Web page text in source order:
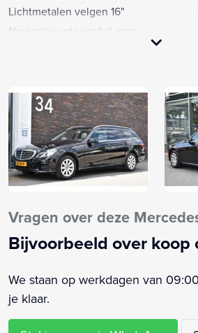
Lichtmetalen velgen 16"
Navigatiesysteem full map
Achterbank in delen neerklapbaar
Actieve parkeerassistent inclusief
Anti Blokkeer Systeem
Anti doorSlip Regeling
Audio installatie
Bandenspanningscontrolesysteem
Bluetooth telefoonvoorbereiding
Brake Assist System
Connected services
Dimlichten automatisch
Elektrisch bedienbare achterklep
Vragen over deze
Bijvoorbeeld over koop
We staan op werkdagen van
je klaar.